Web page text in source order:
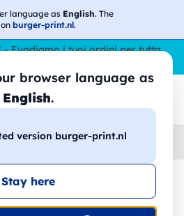
language as English. The
burger-print.nl.
browser language as
English.
version burger-print.nl
Stay here
- Evadiamo i tuoi ordini per tutta
DTF